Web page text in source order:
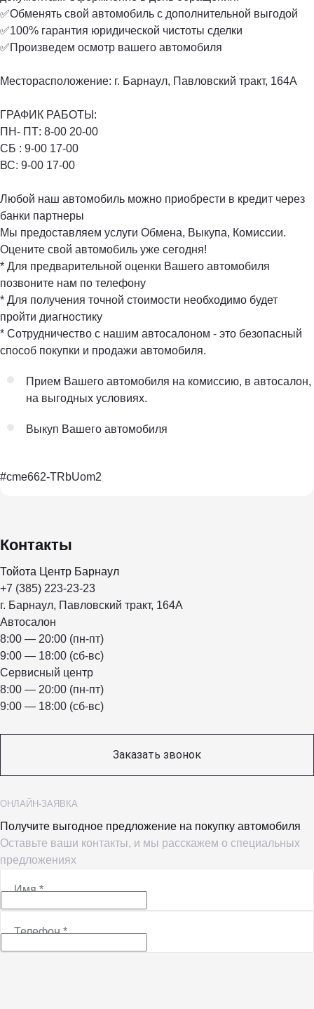
✅Обменять свой автомобиль с дополнительной выгодой
✅100% гарантия юридической чистоты сделки
✅Произведем осмотр вашего автомобиля
Месторасположение: г. Барнаул, Павловский тракт, 164А
ГРАФИК РАБОТЫ:
ПН- ПТ: 8-00 20-00️
СБ : 9-00 17-00️
ВС: 9-00 17-00️
Любой наш автомобиль можно приобрести в кредит через
банки партнеры
Мы предоставляем услуги Обмена, Выкупа, Комиссии.
Оцените свой автомобиль уже сегодня!
* Для предварительной оценки Вашего автомобиля
позвоните нам по телефону
* Для получения точной стоимости необходимо будет
пройти диагностику
* Сотрудничество с нашим автосалоном - это безопасный
способ покупки и продажи автомобиля.
Прием Вашего автомобиля на комиссию, в автосалон,
на выгодных условиях.
Выкуп Вашего автомобиля
#cme662-TRbUom2
Контакты
Тойота Центр Барнаул
+7 (385) 223-23-23
г. Барнаул, Павловский тракт, 164А
Автосалон
8:00 — 20:00 (пн-пт)
9:00 — 18:00 (сб-вс)
Сервисный центр
8:00 — 20:00 (пн-пт)
9:00 — 18:00 (сб-вс)
Заказать звонок
ОНЛАЙН-ЗАЯВКА
Получите выгодное предложение на покупку автомобиля
Оставьте ваши контакты, и мы расскажем о специальных
предложениях
Имя*
Телефон*